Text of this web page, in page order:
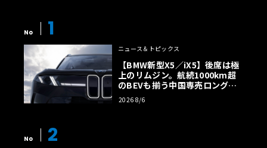
No 1
ニュース＆トピックス
【BMW新型X5／iX5】後席は極
上のリムジン。航続1000km超
のBEVも揃う中国専売ロング仕
様の全貌
2026 8/6
No 2